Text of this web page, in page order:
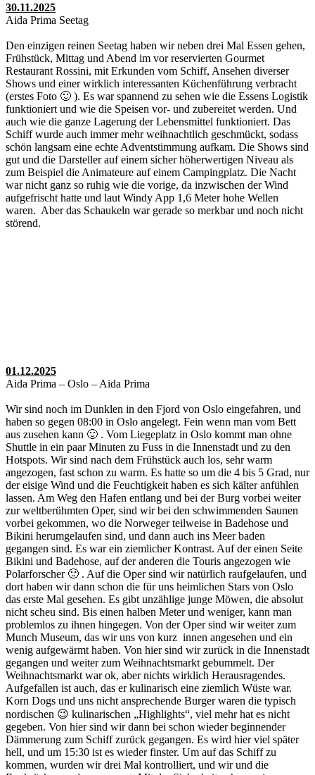
30.11.2025
Aida Prima Seetag
Den einzigen reinen Seetag haben wir neben drei Mal Essen gehen,
Frühstück, Mittag und Abend im vor reservierten Gourmet
Restaurant Rossini, mit Erkunden vom Schiff, Ansehen diverser
Shows und einer wirklich interessanten Küchenführung verbracht
(erstes Foto 🙂 ). Es war spannend zu sehen wie die Essens Logistik
funktioniert und wie die Speisen vor- und zubereitet werden. Und
auch wie die ganze Lagerung der Lebensmittel funktioniert. Das
Schiff wurde auch immer mehr weihnachtlich geschmückt, sodass
schön langsam eine echte Adventstimmung aufkam. Die Shows sind
gut und die Darsteller auf einem sicher höherwertigen Niveau als
zum Beispiel die Animateure auf einem Campingplatz. Die Nacht
war nicht ganz so ruhig wie die vorige, da inzwischen der Wind
aufgefrischt hatte und laut Windy App 1,6 Meter hohe Wellen
waren. Aber das Schaukeln war gerade so merkbar und noch nicht
störend.
01.12.2025
Aida Prima – Oslo – Aida Prima
Wir sind noch im Dunklen in den Fjord von Oslo eingefahren, und
haben so gegen 08:00 in Oslo angelegt. Fein wenn man vom Bett
aus zusehen kann 🙂 . Vom Liegeplatz in Oslo kommt man ohne
Shuttle in ein paar Minuten zu Fuss in die Innenstadt und zu den
Hotspots. Wir sind nach dem Frühstück auch los, sehr warm
angezogen, fast schon zu warm. Es hatte so um die 4 bis 5 Grad, nur
der eisige Wind und die Feuchtigkeit haben es sich kälter anfühlen
lassen. Am Weg den Hafen entlang und bei der Burg vorbei weiter
zur weltberühmten Oper, sind wir bei den schwimmenden Saunen
vorbei gekommen, wo die Norweger teilweise in Badehose und
Bikini herumgelaufen sind, und dann auch ins Meer baden
gegangen sind. Es war ein ziemlicher Kontrast. Auf der einen Seite
Bikini und Badehose, auf der anderen die Touris angezogen wie
Polarforscher 🙂 . Auf die Oper sind wir natürlich raufgelaufen, und
dort haben wir dann schon die für uns heimlichen Stars von Oslo
das erste Mal gesehen. Es gibt unzählige junge Möwen, die absolut
nicht scheu sind. Bis einen halben Meter und weniger, kann man
problemlos zu ihnen hingegen. Von der Oper sind wir weiter zum
Munch Museum, das wir uns von kurz innen angesehen und ein
wenig aufgewärmt haben. Von hier sind wir zurück in die Innenstadt
gegangen und weiter zum Weihnachtsmarkt gebummelt. Der
Weihnachtsmarkt war ok, aber nichts wirklich Herausragendes.
Aufgefallen ist auch, das er kulinarisch eine ziemlich Wüste war.
Korn Dogs und uns nicht ansprechende Burger waren die typisch
nordischen 😉 kulinarischen „Highlights“, viel mehr hat es nicht
gegeben. Von hier sind wir dann bei schon wieder beginnender
Dämmerung zum Schiff zurück gegangen. Es wird hier viel später
hell, und um 15:30 ist es wieder finster. Um auf das Schiff zu
kommen, wurden wir drei Mal kontrolliert, und wir und die